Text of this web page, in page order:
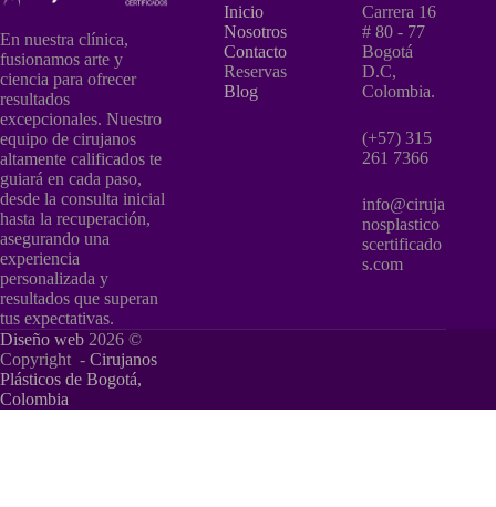
En nuestra clínica,
fusionamos arte y
ciencia para ofrecer
resultados
excepcionales. Nuestro
equipo de cirujanos
altamente calificados te
guiará en cada paso,
desde la consulta inicial
hasta la recuperación,
asegurando una
experiencia
personalizada y
resultados que superan
tus expectativas.
Inicio
Nosotros
Contacto
Reservas
Blog
Carrera 16
# 80 - 77
Bogotá
D.C,
Colombia.
(+57) 315
261 7366
info@ciruja
nosplastico
scertificado
s.com
Diseño web 2026 ©
Copyright - Cirujanos
Plásticos de Bogotá,
Colombia